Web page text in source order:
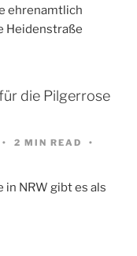
ehrenamtlich
Heidenstraße
die Pilgerrose
2 MIN READ
in NRW gibt es als